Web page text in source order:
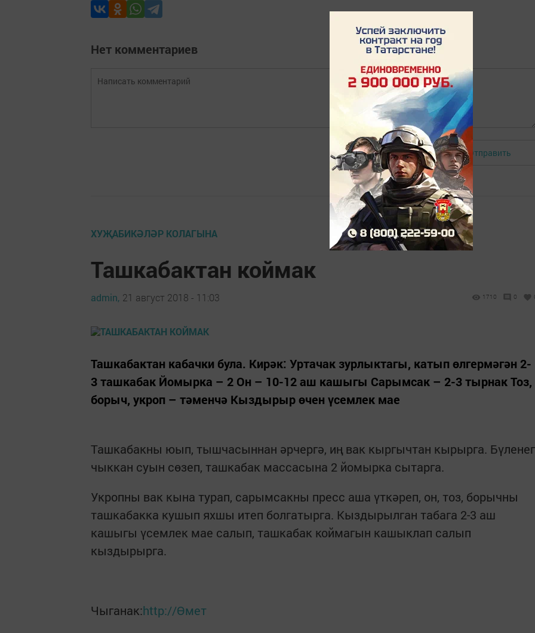
Нет комментариев
Авторизоваться Отправить
ХУҖАБИКӘЛӘР КОЛАГЫНА
Ташкабактан коймак
admin, 21 август 2018 - 11:03 1710 0
Ташкабактан кабачки була. Кирәк: Уртачак зурлыктагы, катып өлгермәгән 2-
3 ташкабак Йомырка – 2 Он – 10-12 аш кашыгы Сарымсак – 2-3 тырнак Тоз,
борыч, укроп – тәменчә Кыздырыр өчен үсемлек мае
Ташкабакны юып, тышчасыннан әрчергә, иң вак кыргычтан кырырга.
чыккан суын сөзеп, ташкабак массасына 2 йомырка сытарга.
Укропны вак кына турап, сарымсакны пресс аша үткәреп, он, тоз, борычны
ташкабакка кушып яхшы итеп болгатырга. Кыздырылган табага 2-3 аш
кашыгы үсемлек мае салып, ташкабак коймагын кашыклап салып
кыздырырга.
Чыганак:http://Өмет